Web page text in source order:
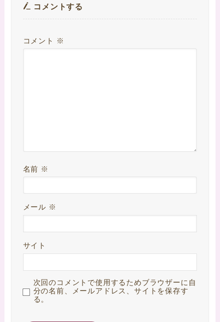
コメントする
コメント ※
名前 ※
メール ※
サイト
次回のコメントで使用するためブラウザーに自
分の名前、メールアドレス、サイトを保存す
る。